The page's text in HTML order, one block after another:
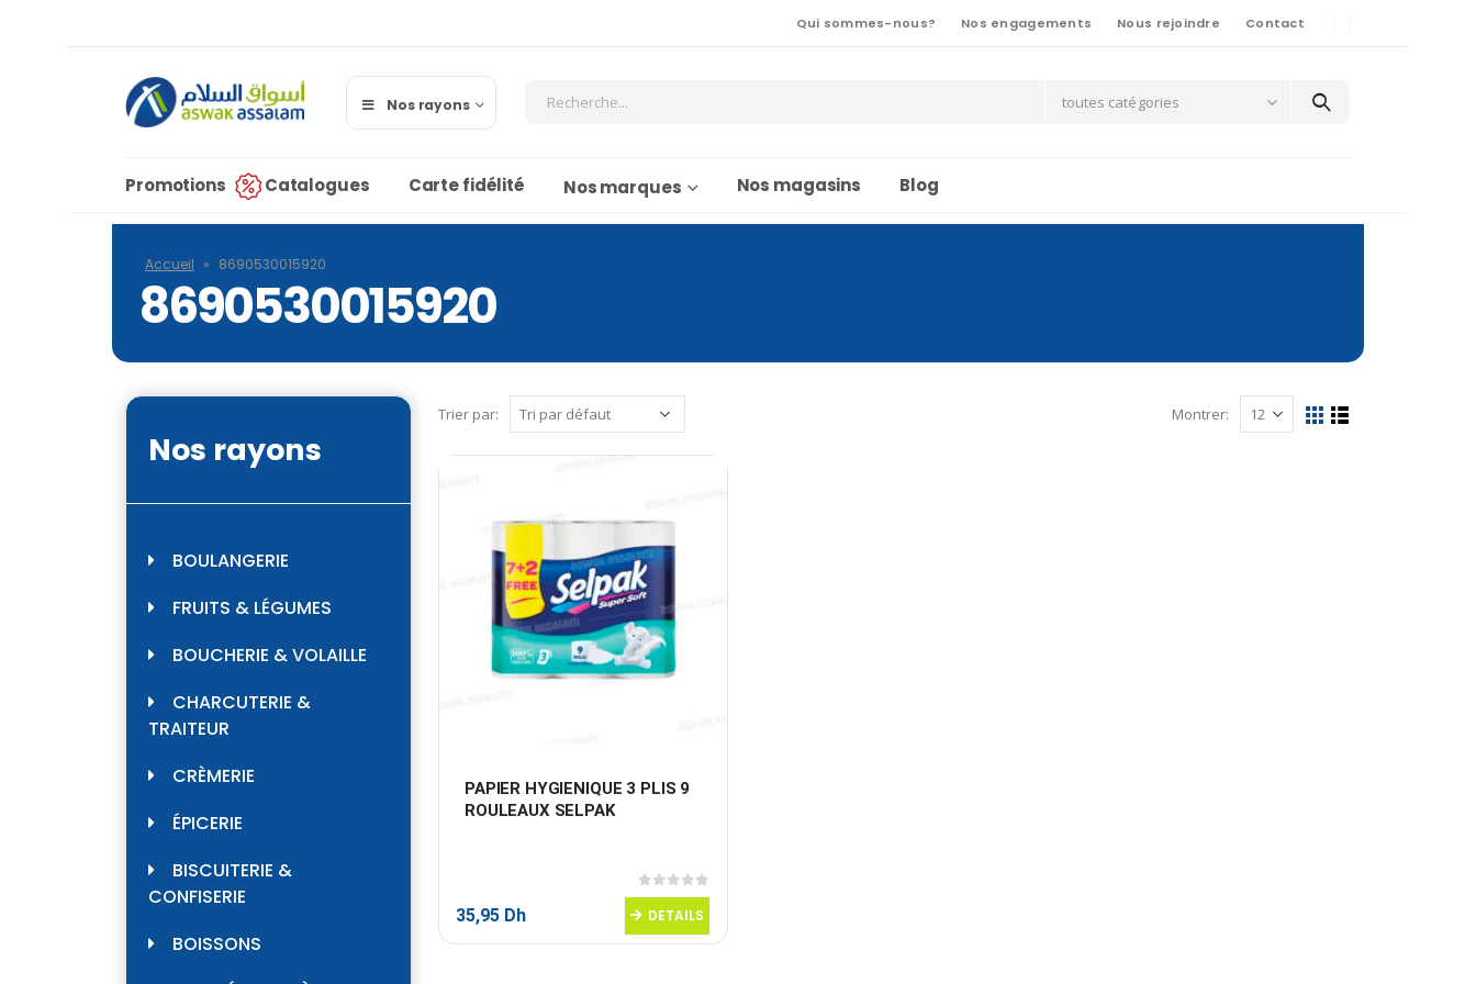
Qui sommes-nous? Nos engagements Nous rejoindre Contact
Nos rayons toutes catégories
Promotions Catalogues Carte fidélité Nos marques Nos magasins Blog
Accueil » 8690530015920
8690530015920
Trier par: Montrer:
PAPIER HYGIENIQUE 3 PLIS 9
ROULEAUX SELPAK
0sur 5
35,95 Dh DETAILS
Nos rayons
BOULANGERIE
FRUITS & LÉGUMES
BOUCHERIE & VOLAILLE
CHARCUTERIE &
TRAITEUR
CRÈMERIE
ÉPICERIE
BISCUITERIE &
CONFISERIE
BOISSONS